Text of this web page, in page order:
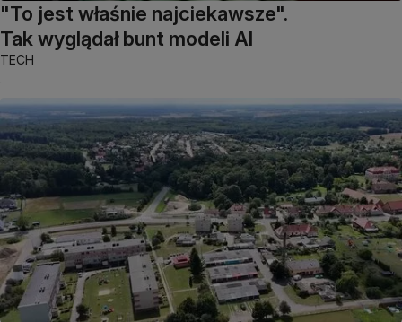
"To jest właśnie najciekawsze".
Tak wyglądał bunt modeli AI
TECH